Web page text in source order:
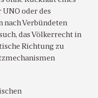
oder des
nach Verbündeten
das Völkerrecht in
Richtung zu